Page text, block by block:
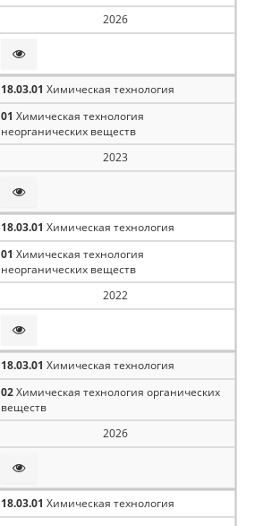
2026
18.03.01 Химическая технология
01 Химическая технология
неорганических веществ
2023
18.03.01 Химическая технология
01 Химическая технология
неорганических веществ
2022
18.03.01 Химическая технология
02Химическая технология органических
веществ
2026
18.03.01 Химическая технология